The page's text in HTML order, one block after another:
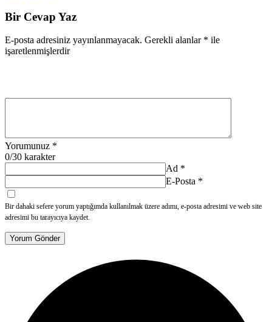
Bir Cevap Yaz
E-posta adresiniz yayınlanmayacak. Gerekli alanlar * ile
işaretlenmişlerdir
Yorumunuz *
0/30 karakter
Ad *
E-Posta *
Bir dahaki sefere yorum yaptığımda kullanılmak üzere adımı, e-posta adresimi ve web site
adresimi bu tarayıcıya kaydet.
Yorum Gönder